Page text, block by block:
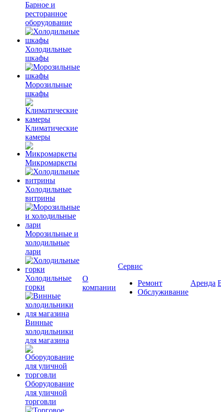
Барное и
ресторанное
оборудование
Холодильные
шкафы
Морозильные
шкафы
Климатические
камеры
Микромаркеты
Холодильные
витрины
Морозильные и
холодильные
лари
Холодильные
горки
Винные
холодильники
для магазина
Оборудование
для уличной
торговли
О
компании
Сервис
Ремонт
Обслуживание
Аренда